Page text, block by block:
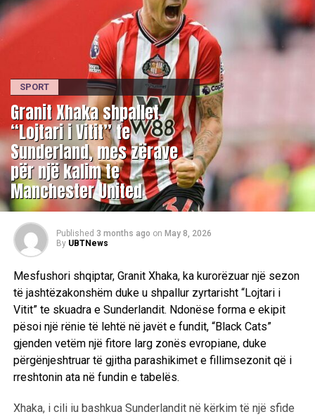
SPORT
Granit Xhaka shpallet
“Lojtari i Vitit” te
Sunderland, mes zërave
për një kalim te
Manchester United
Published 3 months ago on May 8, 2026
By UBTNews
Mesfushori shqiptar, Granit Xhaka, ka kurorëzuar një sezon
të jashtëzakonshëm duke u shpallur zyrtarisht “Lojtari i
Vitit” te skuadra e Sunderlandit. Ndonëse forma e ekipit
pësoi një rënie të lehtë në javët e fundit, “Black Cats”
gjenden vetëm një fitore larg zonës evropiane, duke
përgënjeshtruar të gjitha parashikimet e fillimsezonit që i
rreshtonin ata në fundin e tabelës.
Xhaka, i cili iu bashkua Sunderlandit në kërkim të një sfide